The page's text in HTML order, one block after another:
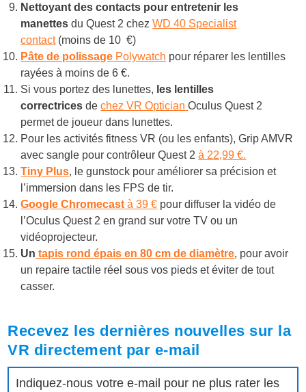
Nettoyant des contacts pour entretenir les
manettes du Quest 2 chezWD 40 Specialist
contact(moins de 10 €)
Pâte de polissage Polywatch pour réparer les lentilles
rayées à moins de 6 €.
Si vous portez des lunettes, les lentilles
correctrices dechez VR OpticianOculus Quest 2
permet de joueur dans lunettes.
Pour les activités fitness VR (ou les enfants), Grip AMVR
avec sangle pour contrôleur Quest 2à 22,99 €.
Tiny Plus, le gunstock pour améliorer sa précision et
l’immersion dans les FPS de tir.
Google Chromecast à 39 € pour diffuser la vidéo de
l’Oculus Quest 2 en grand sur votre TV ou un
vidéoprojecteur.
Un tapis rond épais en 80 cm de diamètre, pour avoir
un repaire tactile réel sous vos pieds et éviter de tout
casser.
Recevez les dernières nouvelles sur la
VR directement par e-mail
Indiquez-nous votre e-mail pour ne plus rater les